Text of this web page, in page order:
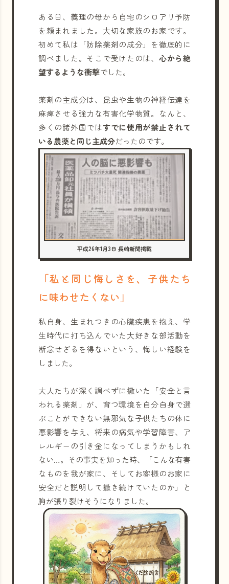
ある日、義理の母から自宅のシロアリ予防
を頼まれました。大切な家族のお家です。
初めて私は「防除薬剤の成分」を徹底的に
調べました。そこで受けたのは、 心から絶
望するような衝撃でした。
薬剤の主成分は、昆虫や生物の神経伝達を
麻痺させる強力な有害化学物質。なんと、
多くの諸外国ではすでに使用が禁止されて
いる農薬と同じ主成分だったのです。
平成26年1月3日 長崎新聞掲載
「私と同じ悔しさを、子供たち
に味わせたくない」
私自身、生まれつきの心臓疾患を抱え、学
生時代に打ち込んでいた大好きな部活動を
断念せざるを得ないという、悔しい経験を
しました。
大人たちが深く調べずに撒いた「安全と言
われる薬剤」が、育つ環境を自分自身で選
ぶことができない無邪気な子供たちの体に
悪影響を与え、将来の病気や学習障害、ア
レルギーの引き金になってしまうかもしれ
ない…。その事実を知った時、「こんな有害
なものを我が家に、そしてお客様のお家に
安全だと説明して撒き続けていたのか」と
胸が張り裂けそうになりました。